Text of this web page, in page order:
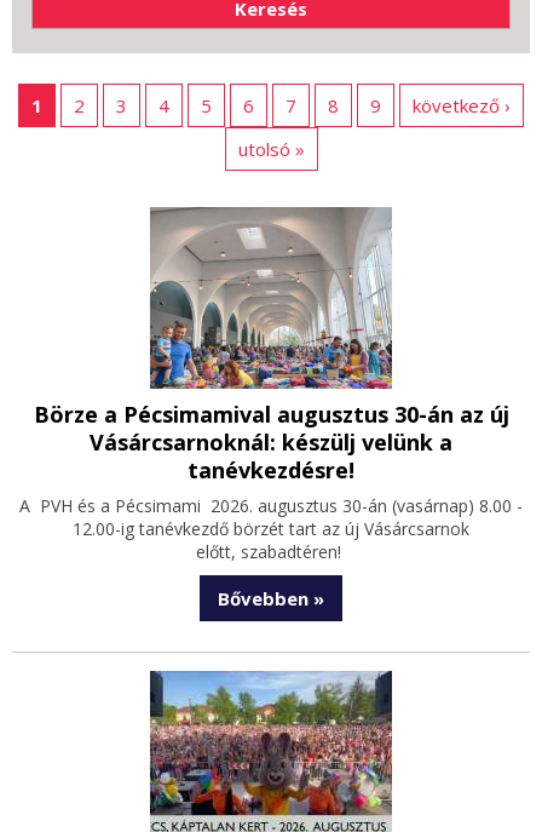
1 2 3 4 5 6 7 8 9
következő ›
utolsó »
Börze a Pécsimamival augusztus 30-án az új
Vásárcsarnoknál: készülj velünk a
tanévkezdésre!
A PVH és a Pécsimami 2026. augusztus 30-án (vasárnap) 8.00 -
12.00-ig tanévkezdő börzét tart az új Vásárcsarnok
előtt, szabadtéren!
Bővebben »